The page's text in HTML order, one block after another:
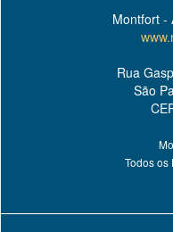
Montfort -
Rua
São
Todos os